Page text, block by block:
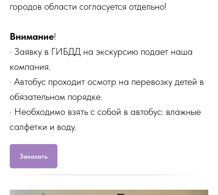
городов области согласуется отдельно!
Внимание!
· Заявку в ГИБДД на экскурсию подает наша
компания.
· Автобус проходит осмотр на перевозку детей в
обязательном порядке.
· Необходимо взять с собой в автобус: влажные
салфетки и воду.
Заказать